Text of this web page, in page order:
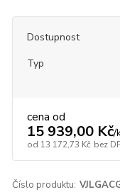
Dostupnost
Typ
cena od
15 939,00 Kč/
od 13 172,73 Kč bez
Číslo produktu: